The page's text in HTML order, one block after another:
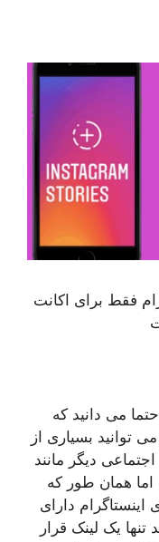
فقط برای اکانت
می دانید که
توانید بسیاری از
دیگر مانند
همان طور که
دارای
یک لینک قرار